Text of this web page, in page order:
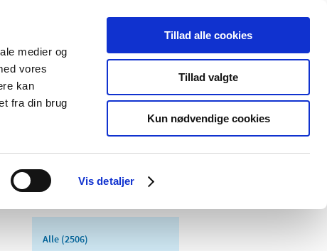
medier og
vores
kan
fra din brug
Vis detaljer
Tillad alle cookies
Tillad valgte
Kun nødvendige cookies
Udgivelser
Særlige
produktområder
Alle (2506)